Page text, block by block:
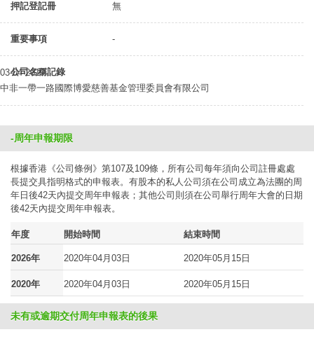
押記登記冊 無
重要事項 -
公司名稱記錄
03-04-2019
中非一帶一路國際博愛慈善基金管理委員會有限公司
-周年申報期限
根據香港《公司條例》第107及109條，所有公司每年須向公司註冊處處
長提交具指明格式的申報表。有股本的私人公司須在公司成立為法團的周
年日後42天內提交周年申報表；其他公司則須在公司舉行周年大會的日期
後42天內提交周年申報表。
年度 開始時間 結束時間
2026年 2020年04月03日 2020年05月15日
2020年 2020年04月03日 2020年05月15日
未有或逾期交付周年申報表的後果